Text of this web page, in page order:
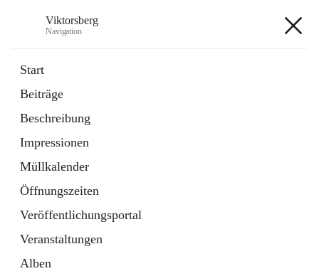
Viktorsberg
Navigation
Start
Beiträge
Beschreibung
Impressionen
Müllkalender
Öffnungszeiten
Veröffentlichungsportal
Veranstaltungen
Alben
1 Schnellzugriff
Bürgerservice
10 Schnellzugriffe